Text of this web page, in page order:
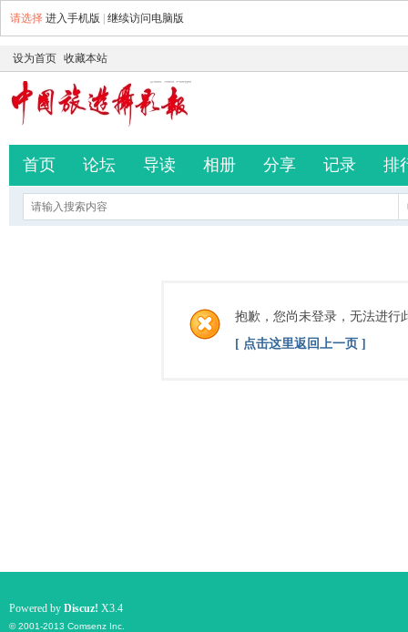
请选择 进入手机版 继续访问电脑版
设为首页 收藏本站
首页 论坛 导读 相册 分享 记录 排
抱歉，您尚未登录，无法进行
[ 点击这里返回上一页 ]
Powered by Discuz! X3.4
© 2001-2013 Comsenz Inc.